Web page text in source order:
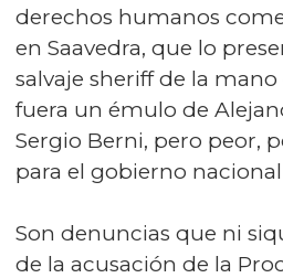
derechos humanos
en Saavedra, que lo
salvaje sheriff de la
fuera un émulo de
Sergio Berni, pero peor,
para el gobierno
Son denuncias que ni
de la acusación de la